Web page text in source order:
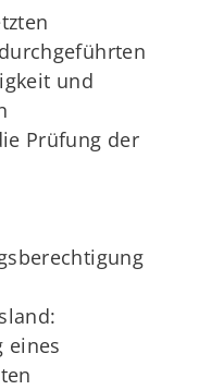
und
Prüfung der
eines